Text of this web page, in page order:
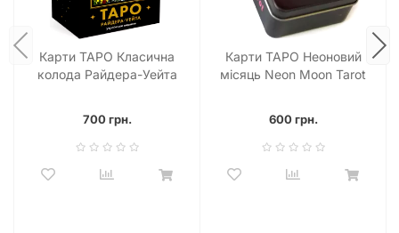
Карти ТАРО Класична
колода Райдера-Уейта
700 грн.
Карти ТАРО Неоновий
місяць Neon Moon Tarot
600 грн.